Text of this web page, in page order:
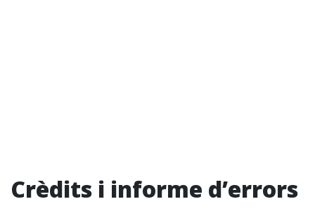
Crèdits i informe d’errors